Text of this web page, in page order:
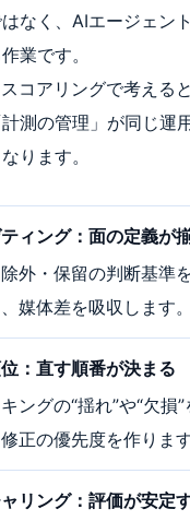
なく、AIエージェン
業です。
コアリングで考える
測の管理」が同じ運
ります。
ィング：面の定義が
外・保留の判断基準
媒体差を吸収します。
：直す順番が決まる
ングの“揺れ”や“欠損
正の優先度を作ります
リング：評価が安定